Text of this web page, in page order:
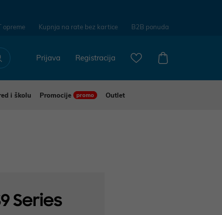
opreme Kupnja na rate bez kartice B2B ponuda
Registracija
Prijava
i školu Promocije promo Outlet